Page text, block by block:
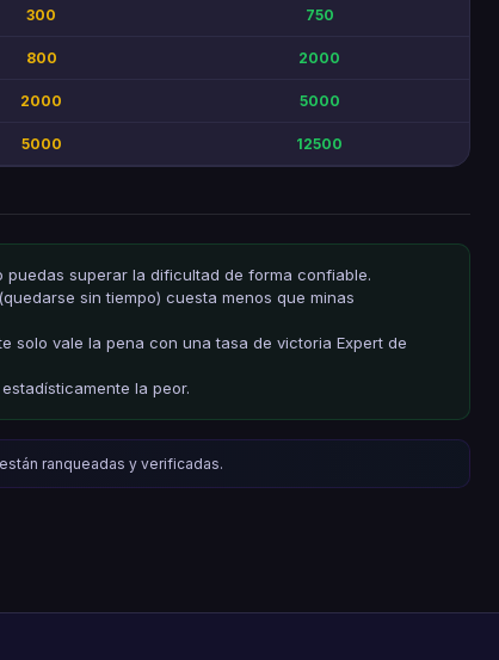
300 750
800 2000
2000 5000
5000 12500
superar la dificultad de forma confiable.
sin tiempo) cuesta menos que minas
solo vale la pena con una tasa de victoria Expert de
la peor.
ranqueadas y verificadas.